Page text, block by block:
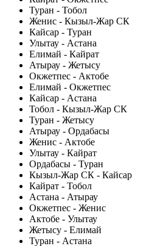
Туран - Тобол
Женис - Кызыл-Жар СК
Кайсар - Туран
Улытау - Астана
Елимай - Кайрат
Атырау - Жетысу
Окжетпес - Актобе
Елимай - Окжетпес
Кайсар - Астана
Тобол - Кызыл-Жар СК
Туран - Жетысу
Атырау - Ордабасы
Женис - Актобе
Улытау - Кайрат
Ордабасы - Туран
Кызыл-Жар СК - Кайсар
Кайрат - Тобол
Астана - Атырау
Окжетпес - Женис
Актобе - Улытау
Жетысу - Елимай
Туран - Астана